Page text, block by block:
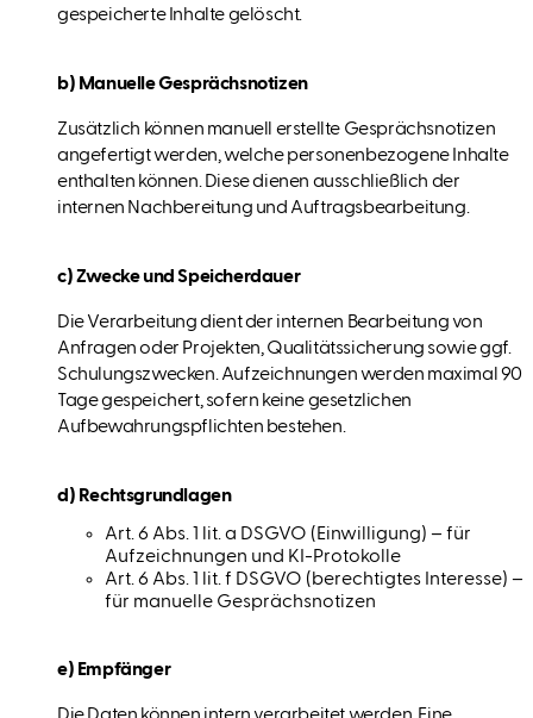
gespeicherte Inhalte gelöscht.
b) Manuelle Gesprächsnotizen
Zusätzlich können manuell erstellte Gesprächsnotizen
angefertigt werden, welche personenbezogene Inhalte
enthalten können. Diese dienen ausschließlich der
internen Nachbereitung und Auftragsbearbeitung.
c) Zwecke und Speicherdauer
Die Verarbeitung dient der internen Bearbeitung von
Anfragen oder Projekten, Qualitätssicherung sowie ggf.
Schulungszwecken. Aufzeichnungen werden maximal 90
Tage gespeichert, sofern keine gesetzlichen
Aufbewahrungspflichten bestehen.
d) Rechtsgrundlagen
Art. 6 Abs. 1 lit. a DSGVO (Einwilligung) – für
Aufzeichnungen und KI-Protokolle
Art. 6 Abs. 1 lit. f DSGVO (berechtigtes Interesse) –
für manuelle Gesprächsnotizen
e) Empfänger